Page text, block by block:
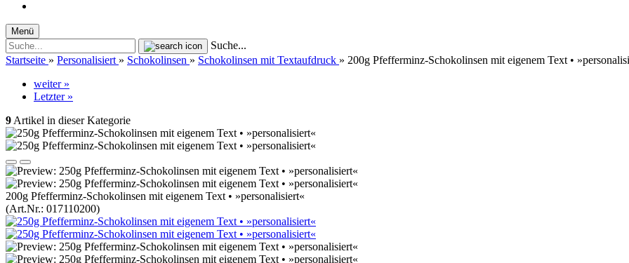
Menü
Suche...
Startseite » Personalisiert » Schokolinsen » Schokolinsen mit Textaufdruck » 200g Pfefferminz-Schokolinsen mit eigenem Text •
weiter »
Letzter »
9 Artikel in dieser Kategorie
200g Pfefferminz-Schokolinsen mit eigenem Text • »personalisiert«
(Art.Nr.: 017110200)